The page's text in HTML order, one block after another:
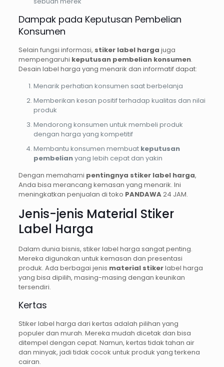
Dampak pada Keputusan Pembelian
Konsumen
Selain fungsi informasi, stiker label harga juga
mempengaruhi keputusan pembelian konsumen.
Desain label harga yang menarik dan informatif dapat:
Menarik perhatian konsumen saat berbelanja
Memberikan kesan positif terhadap kualitas dan nilai
produk
Mendorong konsumen untuk membeli produk
dengan harga yang kompetitif
Membantu konsumen membuat keputusan
pembelianyang lebih cepat dan yakin
Dengan memahami pentingnya stiker label harga,
Anda bisa merancang kemasan yang menarik. Ini
meningkatkan penjualan di toko PANDAWA24 JAM.
Jenis-jenis Material Stiker
Label Harga
Dalam dunia bisnis, stiker label harga sangat penting.
Mereka digunakan untuk kemasan dan presentasi
produk. Ada berbagai jenis material stikerlabel harga
yang bisa dipilih, masing-masing dengan keunikan
tersendiri.
Kertas
Stiker label harga dari kertas adalah pilihan yang
populer dan murah. Mereka mudah dicetak dan bisa
ditempel dengan cepat. Namun, kertas tidak tahan air
dan minyak, jadi tidak cocok untuk produk yang terkena
cairan.